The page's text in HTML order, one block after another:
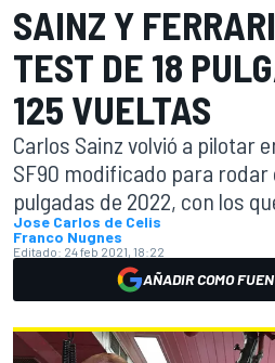
SAINZ Y
TEST DE 18
125 VUELTAS
Carlos Sainz volvió a pilotar
SF90 modificado para rodar
pulgadas de 2022, con los
Jose Carlos de Celis
Franco Nugnes
Editado: 24 feb 2021, 18:22
AÑADIR COMO